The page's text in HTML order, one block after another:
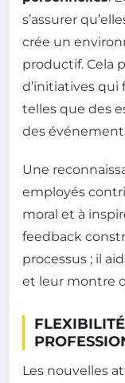
s’assurer
crée un
productif. Cela
d’initiatives qui
telles que des
des
Une
employés
moral et à
feedback
processus ; il
et leur montre
Les nouvelles